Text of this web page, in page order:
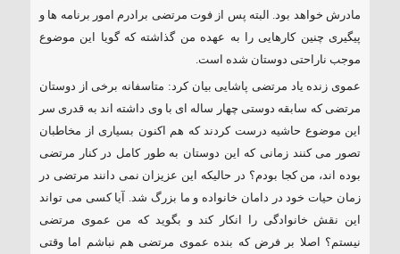
مادرش خواهد بود. البته پس از فوت مرتضی برادرم امور برنامه ها و
پیگیری چنین کارهایی را به عهده من گذاشته که گویا این موضوع
موجب ناراحتی دوستان شده است.
عموی زنده یاد مرتضی پاشایی بیان کرد: متاسفانه برخی از دوستان
مرتضی که سابقه دوستی چهار ساله ای با وی داشته اند به قدری سر
این موضوع حاشیه درست کردند که هم اکنون بسیاری از مخاطبان
تصور می کنند زمانی که این دوستان به طور کامل در کنار مرتضی
بوده اند، من کجا بودم؟ در حالیکه این عزیزان نمی دانند مرتضی در
زمان حیات خود در دامان خانواده و ما بزرگ شد. آیا کسی می تواند
این نقش خانوادگی را انکار کند و بگوید که من عموی مرتضی
نیستم؟ اصلا بر فرض که بنده عموی مرتضی هم نباشم اما وقتی